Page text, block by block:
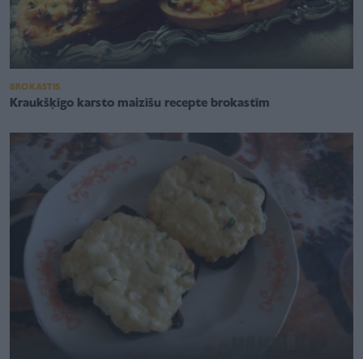
BROKASTIS
Kraukšķīgo karsto maizīšu recepte brokastīm